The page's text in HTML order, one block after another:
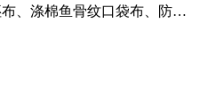
、涤棉鱼骨纹口袋布、防静
纹布、手术服面料、线绢、